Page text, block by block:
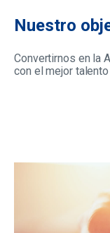
Nuestro
Convertirnos en la
con el mejor talento